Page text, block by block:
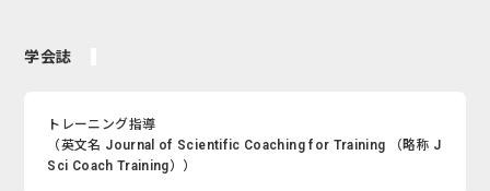
学会誌
トレーニング指導
（英文名 Journal of Scientific Coaching for Training （略称 J
Sci Coach Training））